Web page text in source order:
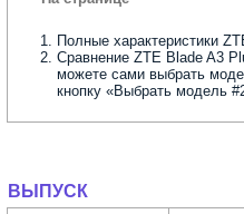
Полные характеристики
Сравнение ZTE Blade A3
можете сами выбрать
кнопку «Выбрать модель
ВЫПУСК